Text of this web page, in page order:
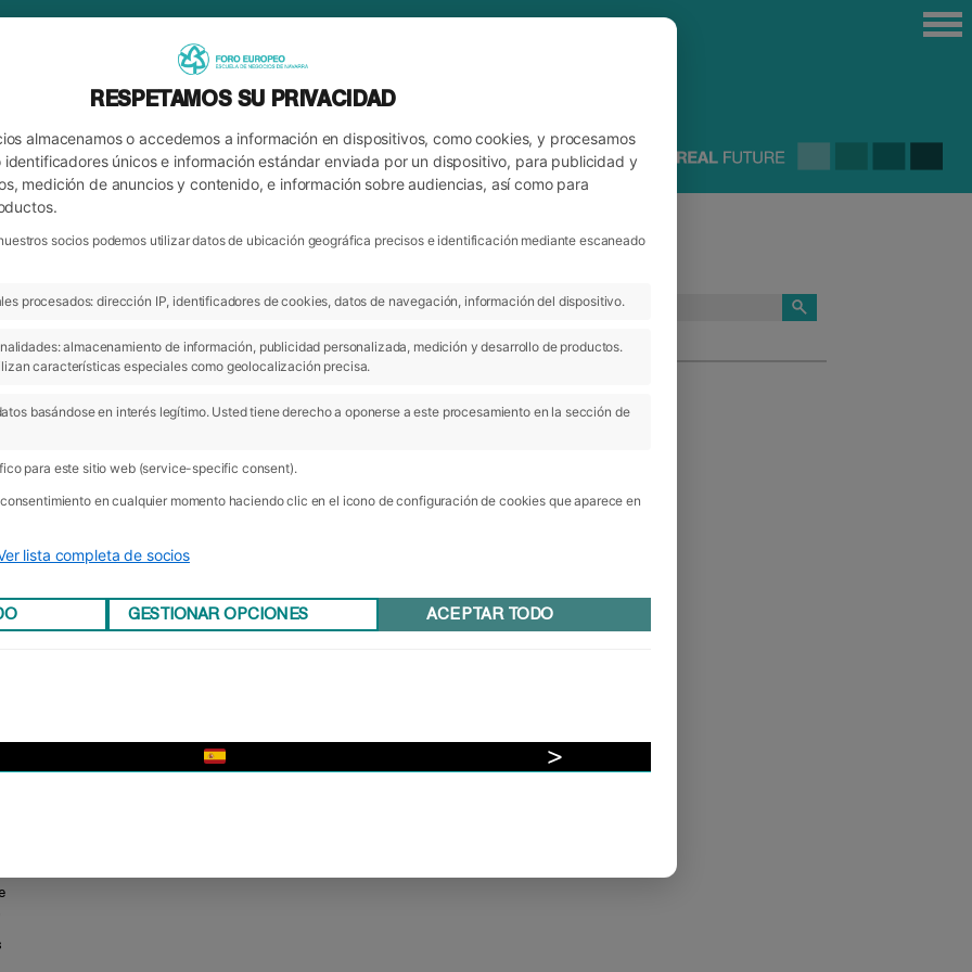
ARCHIVO CATEGORÍAS
RESPETAMOS SU PRIVACIDAD
almacenamos o accedemos a información en dispositivos, como cookies, y procesamos
únicos e información estándar enviada por un dispositivo, para publicidad y
medición de anuncios y contenido, e información sobre audiencias, así como para
socios podemos utilizar datos de ubicación geográfica precisos e identificación mediante escaneado
procesados: dirección IP, identificadores de cookies, datos de navegación, información del dispositivo.
almacenamiento de información, publicidad personalizada, medición y desarrollo de productos.
características especiales como geolocalización precisa.
basándose en interés legítimo. Usted tiene derecho a oponerse a este procesamiento en la sección de
para este sitio web (service-specific consent).
en cualquier momento haciendo clic en el icono de configuración de cookies que aparece en
lista completa de socios
GESTIONAR OPCIONES ACEPTAR TODO